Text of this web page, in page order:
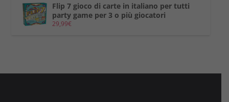
Flip 7 gioco di carte in italiano per tutti
party game per 3 o più giocatori
29,99€